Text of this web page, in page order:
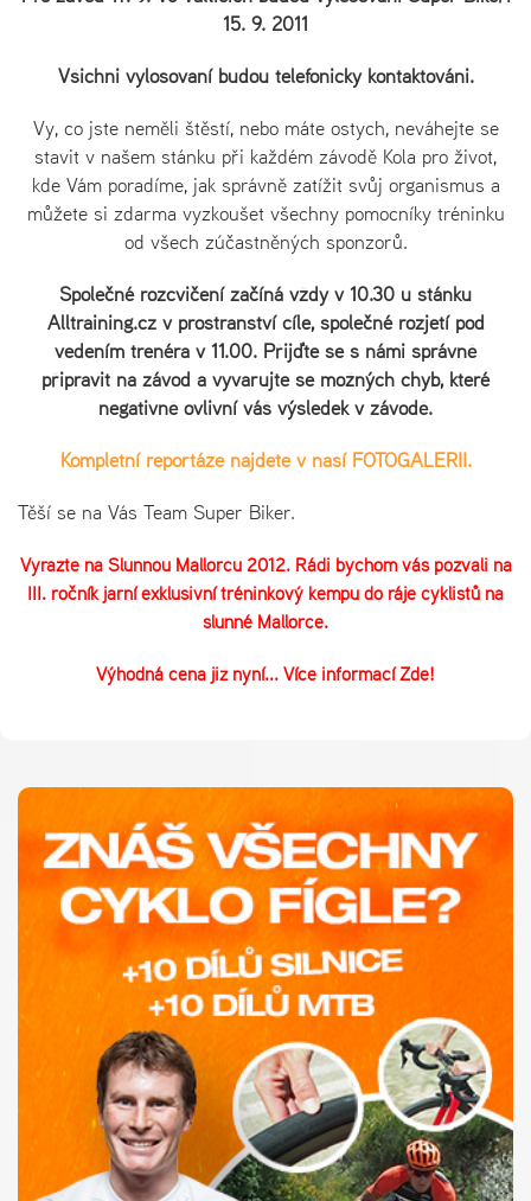
15. 9. 2011
Všichni vylosovaní budou telefonicky kontaktováni.
Vy, co jste neměli štěstí, nebo máte ostych, neváhejte se
stavit v našem stánku při každém závodě Kola pro život,
kde Vám poradíme, jak správně zatížit svůj organismus a
můžete si zdarma vyzkoušet všechny pomocníky tréninku
od všech zúčastněných sponzorů.
Společné rozcvičení začíná vždy v 10.30 u stánku
Alltraining.cz v prostranství cíle, společné rozjetí pod
vedením trenéra v 11.00. Přijďte se s námi správně
připravit na závod a vyvarujte se možných chyb, které
negativně ovlivní váš výsledek v závodě.
Kompletní reportáže najdete v naší FOTOGALERII.
Těší se na Vás Team Super Biker.
Vyrazte na Slunnou Mallorcu 2012. Rádi bychom vás pozvali na
III. ročník jarní exklusivní tréninkový kempu do ráje cyklistů na
slunné Mallorce.
Výhodná cena již nyní...Více informací Zde!